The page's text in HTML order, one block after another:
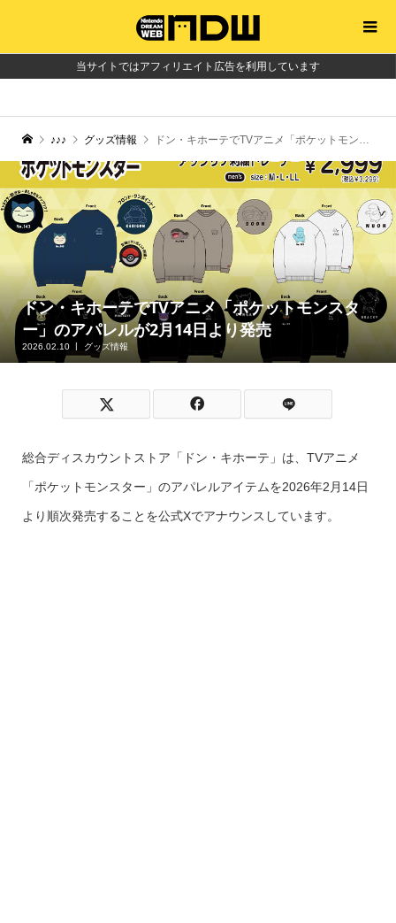
当サイトではアフィリエイト広告を利用しています
♪♪♪ グッズ情報 ドン・キホーテでTVアニメ「ポケットモンスター」のアパレルが2月14日より発売
ドン・キホーテでTVアニメ「ポケットモンスタ
ー」のアパレルが2月14日より発売
2026.02.10 グッズ情報
総合ディスカウントストア「ドン・キホーテ」は、TVアニメ
「ポケットモンスター」のアパレルアイテムを2026年2月14日
より順次発売することを公式Xでアナウンスしています。